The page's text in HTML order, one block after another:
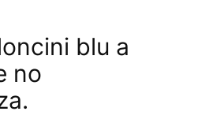
blu a
no